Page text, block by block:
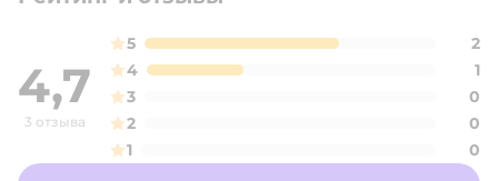
4,7
3 отзыва
5
2
4
1
3
0
2
0
1
0